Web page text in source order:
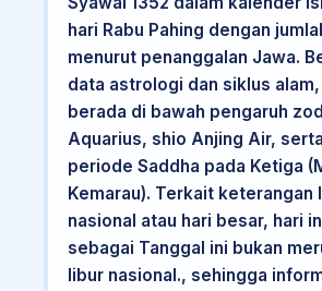
hari Rabu Pahing dengan
menurut penanggalan Jawa.
data astrologi dan siklus alam,
berada di bawah pengaruh
Aquarius, shio Anjing Air,
periode Saddha pada Ketiga
Kemarau). Terkait keterangan
nasional atau hari besar, hari
sebagai Tanggal ini bukan
libur nasional., sehingga